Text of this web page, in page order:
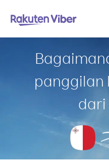
panggilan